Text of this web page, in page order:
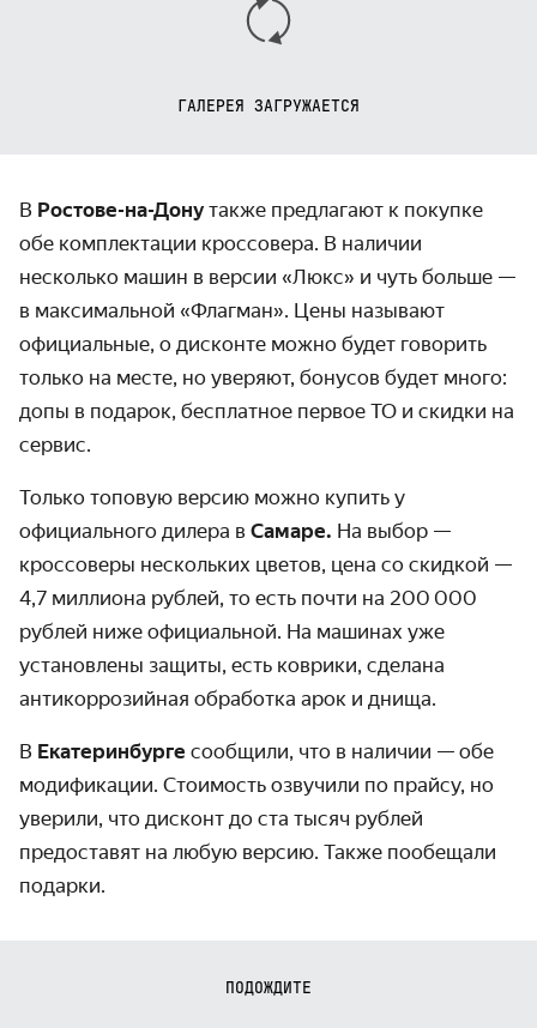
ГАЛЕРЕЯ ЗАГРУЖАЕТСЯ
В Ростове-на-Дону также предлагают к покупке
обе комплектации кроссовера. В наличии
несколько машин в версии «Люкс» и чуть больше —
в максимальной «Флагман». Цены называют
официальные, о дисконте можно будет говорить
только на месте, но уверяют, бонусов будет много:
допы в подарок, бесплатное первое ТО и скидки на
сервис.
Только топовую версию можно купить у
официального дилера в Самаре. На выбор —
кроссоверы нескольких цветов, цена со скидкой —
4,7 миллиона рублей, то есть почти на 200 000
рублей ниже официальной. На машинах уже
установлены защиты, есть коврики, сделана
антикоррозийная обработка арок и днища.
В Екатеринбурге сообщили, что в наличии — обе
модификации. Стоимость озвучили по прайсу, но
уверили, что дисконт до ста тысяч рублей
предоставят на любую версию. Также пообещали
подарки.
ПОДОЖДИТЕ